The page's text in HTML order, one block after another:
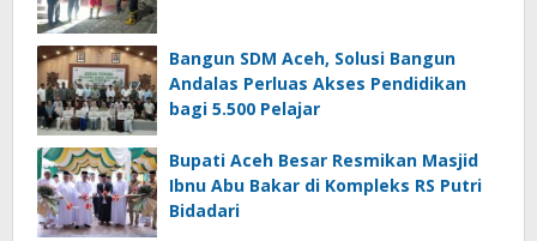
Bangun SDM Aceh, Solusi Bangun
Andalas Perluas Akses Pendidikan
bagi 5.500 Pelajar
Bupati Aceh Besar Resmikan Masjid
Ibnu Abu Bakar di Kompleks RS Putri
Bidadari